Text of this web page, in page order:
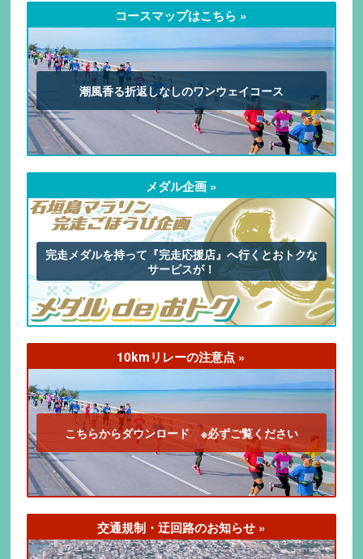
コースマップはこちら »
潮風香る折返しなしのワンウェイコース
メダル企画 »
完走メダルを持って『完走応援店』へ行くとおトクな
サービスが！
10kmリレーの注意点 »
こちらからダウンロード ※必ずご覧ください
交通規制・迂回路のお知らせ »